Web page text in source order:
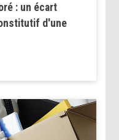
: un écart
d'une